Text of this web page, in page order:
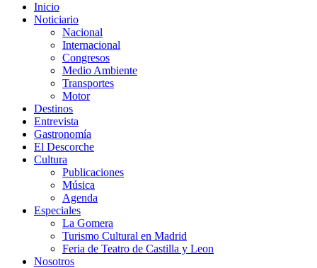
Inicio
Noticiario
Nacional
Internacional
Congresos
Medio Ambiente
Transportes
Motor
Destinos
Entrevista
Gastronomía
El Descorche
Cultura
Publicaciones
Música
Agenda
Especiales
La Gomera
Turismo Cultural en Madrid
Feria de Teatro de Castilla y Leon
Nosotros